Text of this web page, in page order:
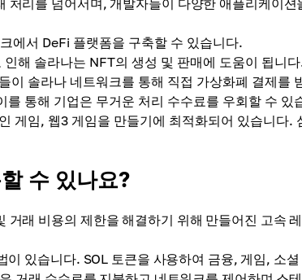
처리를 넘어서며, 개발자들이 다양한 애플리케이
에서 DeFi 플랫폼을 구축할 수 있습니다.
해 솔라나는 NFT의 생성 및 판매에 도움이 됩니
이 솔라나 네트워크를 통해 직접 가상화폐 결제를
를 통해 기업은 무거운 처리 수수료를 우회할 수 있
게임, 웹3 게임을 만들기에 최적화되어 있습니다.
수 있나요?
거래 비용의 제한을 해결하기 위해 만들어진 고속
이 있습니다. SOL 토큰을 사용하여 금융, 게임, 소